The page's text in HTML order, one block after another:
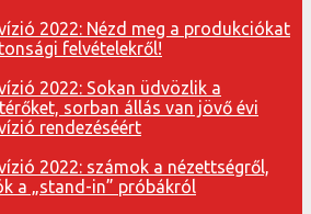
2022: Nézd meg a produkciókat
felvételekről!
2022: Sokan üdvözlik a
sorban állás van jövő évi
rendezéséért
2022: számok a nézettségről,
a „stand-in” próbákról